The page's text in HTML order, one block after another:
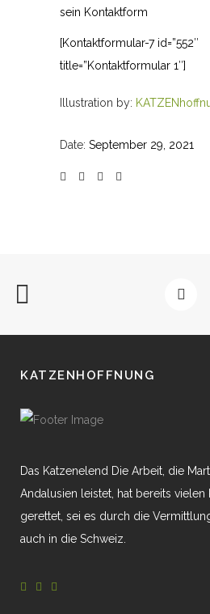
sein Kontaktform
[Kontaktformular-7 id=”552″
title=”Kontaktformular 1″]
Illustration by:
Date: September 29, 2021
KATZENHOFFNUNG
Das Katzenelend Die Arbeit, die
Andalusien leistet, hat bereits vielen
gerettet, sei es durch die
auch in die Schweiz.